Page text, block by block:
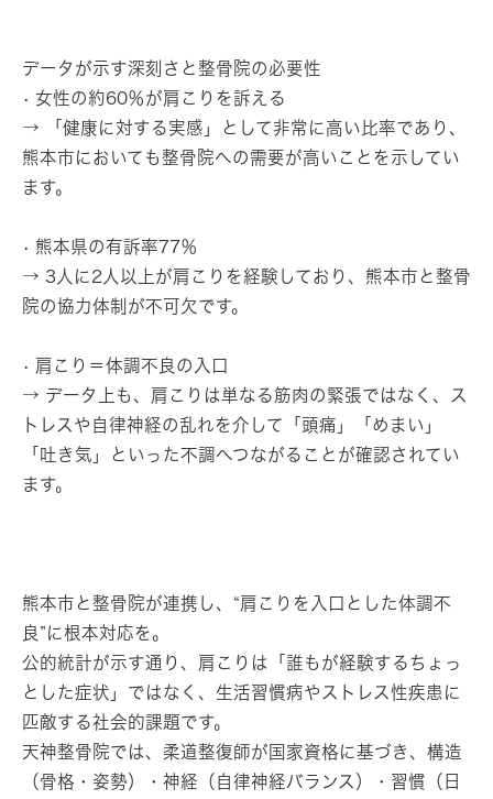
データが示す深刻さと整骨院の必要性
• 女性の約60％が肩こりを訴える
→ 「健康に対する実感」として非常に高い比率であり、
熊本市においても整骨院への需要が高いことを示してい
ます。
• 熊本県の有訴率77％
→ 3人に2人以上が肩こりを経験しており、熊本市と整骨
院の協力体制が不可欠です。
• 肩こり＝体調不良の入口
→ データ上も、肩こりは単なる筋肉の緊張ではなく、ス
トレスや自律神経の乱れを介して「頭痛」「めまい」
「吐き気」といった不調へつながることが確認されてい
ます。
熊本市と整骨院が連携し、“肩こりを入口とした体調不
良”に根本対応を。
公的統計が示す通り、肩こりは「誰もが経験するちょっ
とした症状」ではなく、生活習慣病やストレス性疾患に
匹敵する社会的課題です。
天神整骨院では、柔道整復師が国家資格に基づき、構造
（骨格・姿勢）・神経（自律神経バランス）・習慣（日